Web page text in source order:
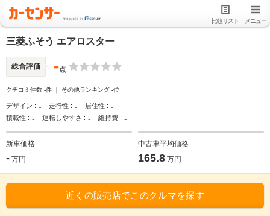
比較リスト メニュー
三菱ふそう エアロスター
総合評価 -点
クチコミ件数 -件 ｜ その他ランキング -位
デザイン : - 走行性 : - 居住性 : -
積載性 : - 運転しやすさ : - 維持費 : -
新車価格
- 万円
中古車平均価格
165.8 万円
近くの販売店でこのクルマを探す